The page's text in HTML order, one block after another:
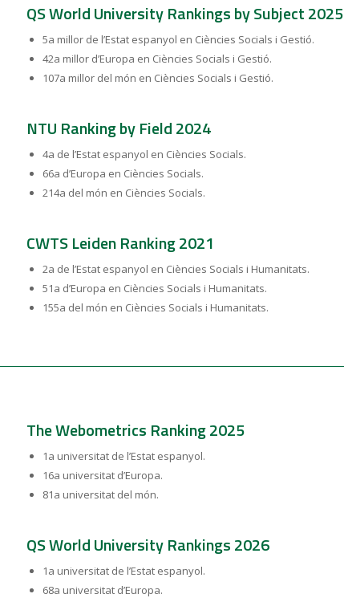
QS World University Rankings by Subject 2025
5a millor de l’Estat espanyol en Ciències Socials i Gestió.
42a millor d’Europa en Ciències Socials i Gestió.
107a millor del món en Ciències Socials i Gestió.
NTU Ranking by Field 2024
4a de l’Estat espanyol en Ciències Socials.
66a d’Europa en Ciències Socials.
214a del món en Ciències Socials.
CWTS Leiden Ranking 2021
2a de l’Estat espanyol en Ciències Socials i Humanitats.
51a d’Europa en Ciències Socials i Humanitats.
155a del món en Ciències Socials i Humanitats.
The Webometrics Ranking 2025
1a universitat de l’Estat espanyol.
16a universitat d’Europa.
81a universitat del món.
QS World University Rankings 2026
1a universitat de l’Estat espanyol.
68a universitat d’Europa.